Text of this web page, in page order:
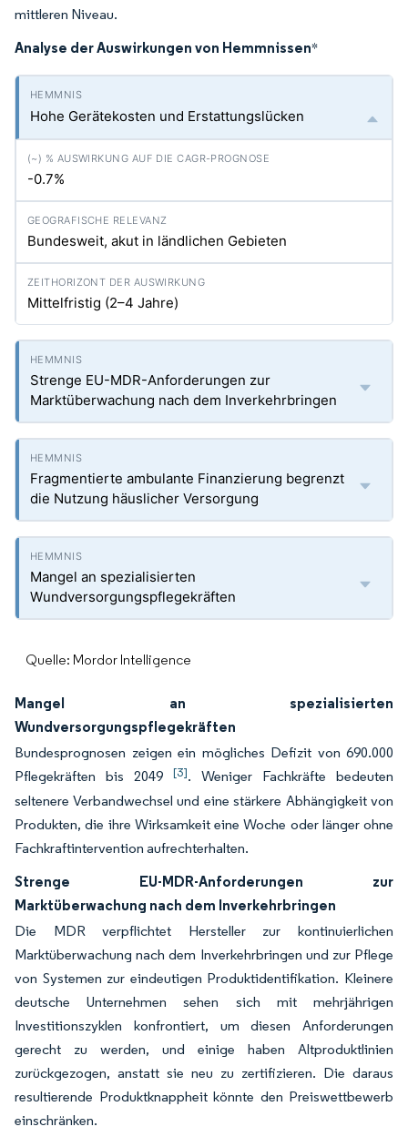
mittleren Niveau.
Analyse der Auswirkungen von Hemmnissen*
Hohe Gerätekosten und Erstattungslücken
-0.7%
Bundesweit, akut in ländlichen Gebieten
Mittelfristig (2–4 Jahre)
Strenge EU-MDR-Anforderungen zur
Marktüberwachung nach dem Inverkehrbringen
Fragmentierte ambulante Finanzierung begrenzt
die Nutzung häuslicher Versorgung
Mangel an spezialisierten
Wundversorgungspflegekräften
Quelle: Mordor Intelligence
Mangel an spezialisierten
Wundversorgungspflegekräften
Bundesprognosen zeigen ein mögliches Defizit von 690.000
Pflegekräften bis 2049 [3]. Weniger Fachkräfte bedeuten
seltenere Verbandwechsel und eine stärkere Abhängigkeit von
Produkten, die ihre Wirksamkeit eine Woche oder länger ohne
Fachkraftintervention aufrechterhalten.
Strenge EU-MDR-Anforderungen zur
Marktüberwachung nach dem Inverkehrbringen
Die MDR verpflichtet Hersteller zur kontinuierlichen
Marktüberwachung nach dem Inverkehrbringen und zur Pflege
von Systemen zur eindeutigen Produktidentifikation. Kleinere
deutsche Unternehmen sehen sich mit mehrjährigen
Investitionszyklen konfrontiert, um diesen Anforderungen
gerecht zu werden, und einige haben Altproduktlinien
zurückgezogen, anstatt sie neu zu zertifizieren. Die daraus
resultierende Produktknappheit könnte den Preiswettbewerb
einschränken.